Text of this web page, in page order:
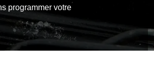
programmer votre